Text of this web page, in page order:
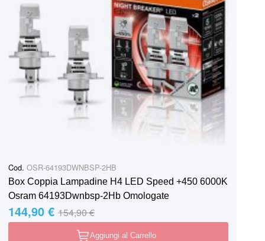
Cod. OSR-64193DWNBSP-2HB
Box Coppia Lampadine H4 LED Speed +450 6000K
Osram 64193Dwnbsp-2Hb Omologate
Special Price
144,90 € Regular Price
154,90 €
Aggiungi al Carrello